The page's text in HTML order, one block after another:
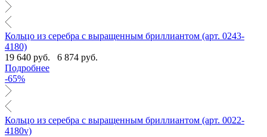
Кольцо из серебра с выращенным бриллиантом (арт. 0243-
4180)
19 640 руб.
6 874 руб.
Подробнее
-65%
Кольцо из серебра с выращенным бриллиантом (арт. 0022-
4180v)